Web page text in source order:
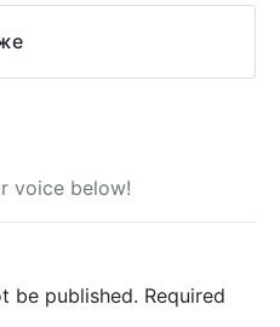
voice below!
be published. Required